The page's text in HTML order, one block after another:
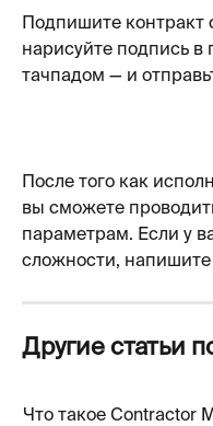
Подпишите контракт
нарисуйте подпись
тачпадом — и
После того как
вы сможете
параметрам. Если у
сложности,
Другие статьи
Что такое Contractor